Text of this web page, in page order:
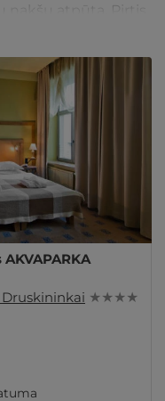
nakšu atpūta. Pirtis
šeit!
Druskininkai ★ ★ ★ ★